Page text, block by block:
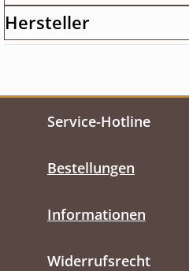
Hersteller
Service-Hotline
Bestellungen
Informationen
Widerrufsrecht